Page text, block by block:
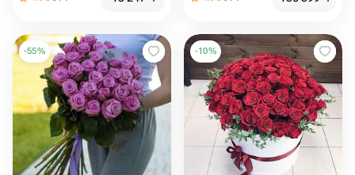
-55% -10%